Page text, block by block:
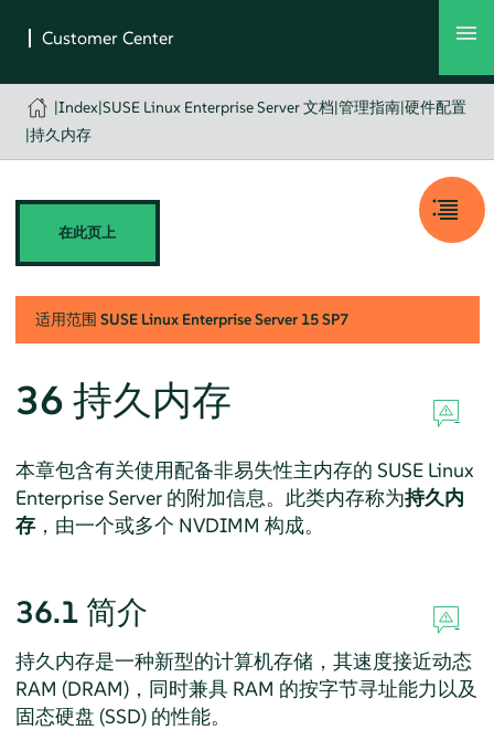
|Index|SUSE Linux Enterprise Server 文档|管理指南|硬件配置
|持久内存
在此页上
适用范围 SUSE Linux Enterprise Server 15 SP7
36 持久内存
本章包含有关使用配备非易失性主内存的 SUSE Linux
Enterprise Server的附加信息。此类内存称为持久内
存，由一个或多个 NVDIMM 构成。
36.1 简介
持久内存是一种新型的计算机存储，其速度接近动态
RAM (DRAM)，同时兼具 RAM 的按字节寻址能力以及
固态硬盘 (SSD) 的性能。